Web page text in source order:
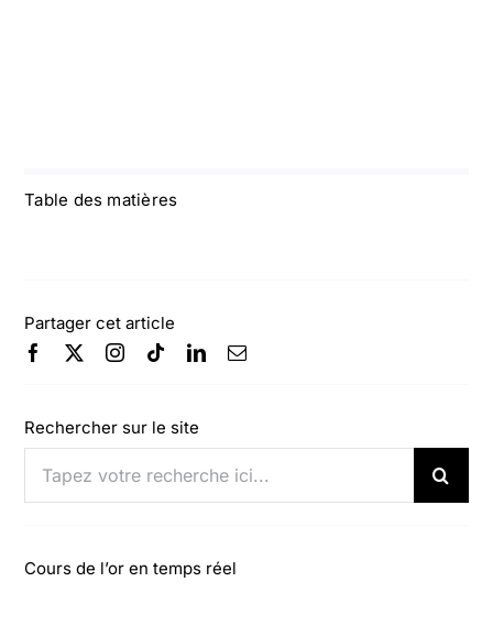
Table des matières
Partager cet article
Rechercher sur le site
Rechercher:
Cours de l’or en temps réel